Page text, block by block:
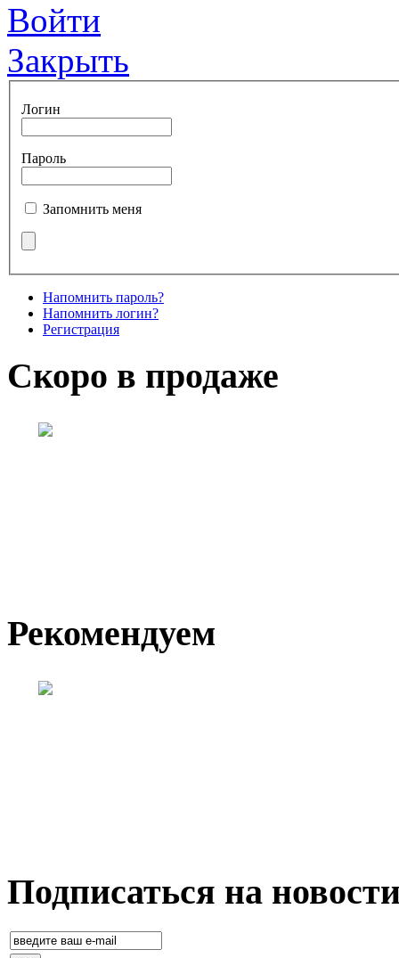
Войти
Закрыть
Логин
Пароль
Запомнить меня
Напомнить пароль?
Напомнить логин?
Регистрация
Скоро в продаже
Рекомендуем
Подписаться на